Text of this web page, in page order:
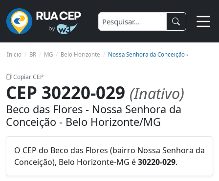
Início BR MG Belo Horizonte Nossa Senhora da Conceição ›
Copiar CEP
CEP 30220-029 (Inativo)
Beco das Flores - Nossa Senhora da
Conceição - Belo Horizonte/MG
O CEP do Beco das Flores (bairro Nossa Senhora da
Conceição), Belo Horizonte-MG é30220-029.